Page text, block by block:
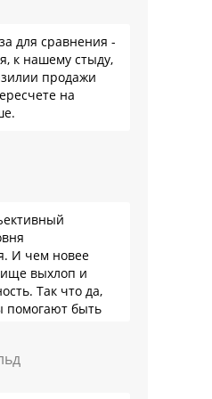
для сравнения -
к нашему стыду,
продажи
на
И чем новее
выхлоп и
Так что да,
быть